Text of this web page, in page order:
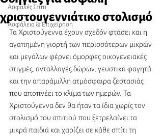
Ασφαλές Σπίτι
Ασφάλεια & Επιχείρηση
χριστουγεννιάτικο στολισμό
Τα Χριστούγεννα έχουν σχεδόν φτάσει και η
αγαπημένη γιορτή των περισσότερων μικρών
και μεγάλων φέρνει όμορφες οικογενειακές
στιγμές, ανταλλαγές δώρων, γευστικά φαγητά
και την απαράμιλλη ατμόσφαιρα ζεστασιάς
που αποπνέει το κλίμα των ημερών. Τα
Χριστούγεννα δεν θα ήταν τα ίδια χωρίς τον
στολισμό του σπιτιού που ξετρελαίνει τα
μικρά παιδιά και χαρίζει σε κάθε σπίτι τη